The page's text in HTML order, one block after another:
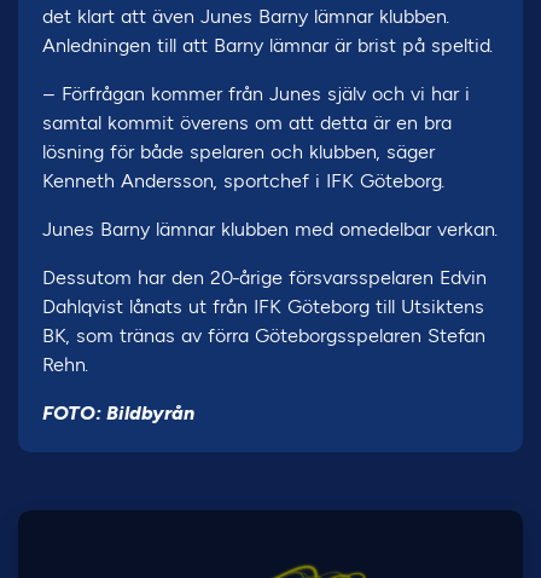
det klart att även Junes Barny lämnar klubben.
Anledningen till att Barny lämnar är brist på speltid.
– Förfrågan kommer från Junes själv och vi har i
samtal kommit överens om att detta är en bra
lösning för både spelaren och klubben, säger
Kenneth Andersson, sportchef i IFK Göteborg.
Junes Barny lämnar klubben med omedelbar verkan.
Dessutom har den 20-årige försvarsspelaren Edvin
Dahlqvist lånats ut från IFK Göteborg till Utsiktens
BK, som tränas av förra Göteborgsspelaren Stefan
Rehn.
FOTO: Bildbyrån